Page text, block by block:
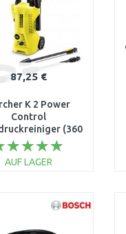
87,25 €
K 2 Power
Control
(360
bar) 1.673-600.0
AUF LAGER